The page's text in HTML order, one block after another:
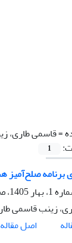
=قاسمی طاری،
1
برنامه
زینب قاسمی
اصل مقاله